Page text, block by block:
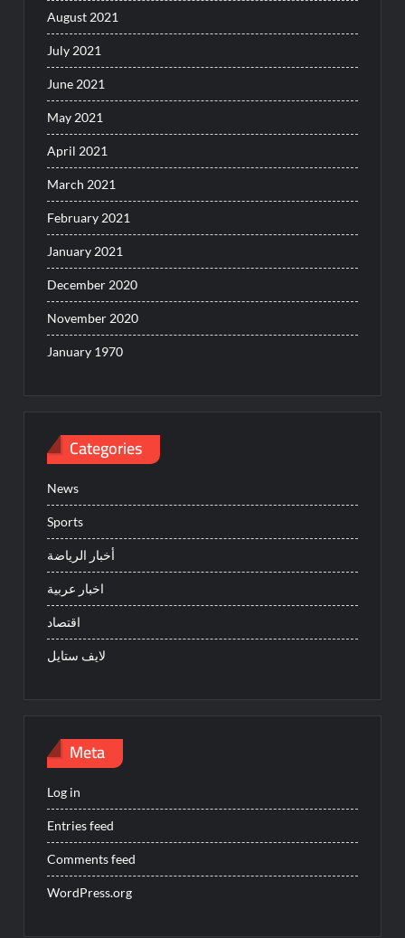
August 2021
July 2021
June 2021
May 2021
April 2021
March 2021
February 2021
January 2021
December 2020
November 2020
January 1970
Categories
News
Sports
أخبار الرياضة
اخبار عربية
اقتصاد
لايف ستايل
Meta
Log in
Entries feed
Comments feed
WordPress.org